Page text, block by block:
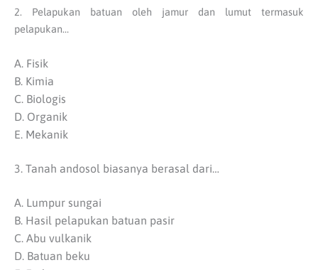
2. Pelapukan batuan oleh jamur dan lumut termasuk
pelapukan…
A. Fisik
B. Kimia
C. Biologis
D. Organik
E. Mekanik
3. Tanah andosol biasanya berasal dari…
A. Lumpur sungai
B. Hasil pelapukan batuan pasir
C. Abu vulkanik
D. Batuan beku